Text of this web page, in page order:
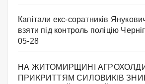
Капітали екс-соратників
взяти під контроль поліцію
05-28
НА ЖИТОМИРЩИНІ
ПРИКРИТТЯМ СИЛОВИКІВ